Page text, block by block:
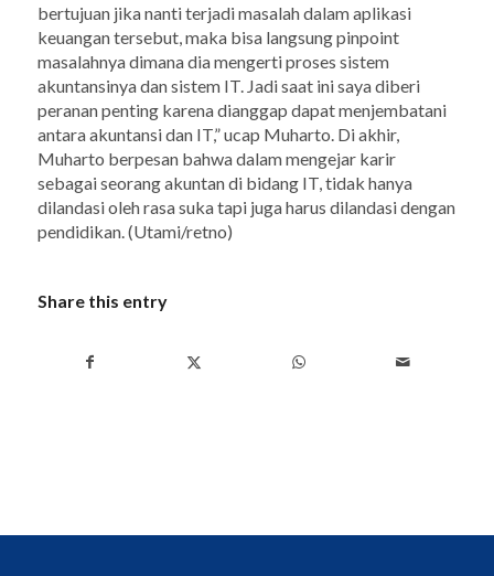
bertujuan jika nanti terjadi masalah dalam aplikasi
keuangan tersebut, maka bisa langsungpinpoint
masalahnya dimana dia mengerti proses sistem
akuntansinya dan sistem IT. Jadi saat ini saya diberi
peranan penting karena dianggap dapat menjembatani
antara akuntansi dan IT,” ucap Muharto. Di akhir,
Muharto berpesan bahwa dalam mengejar karir
sebagai seorang akuntan di bidang IT, tidak hanya
dilandasi oleh rasa suka tapi juga harus dilandasi dengan
pendidikan. (Utami/retno)
Share this entry